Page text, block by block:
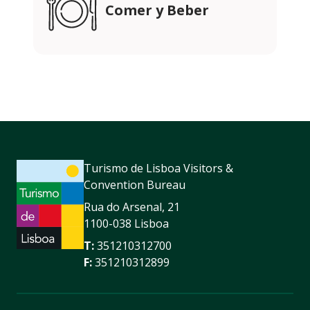
Comer y Beber
Turismo de Lisboa Visitors &
Convention Bureau
Rua do Arsenal, 21
1100-038 Lisboa
T:351210312700
F:351210312899